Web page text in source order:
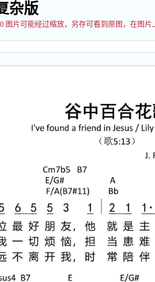
杂版
图片可能经过缩放，另存可看到原图，在图